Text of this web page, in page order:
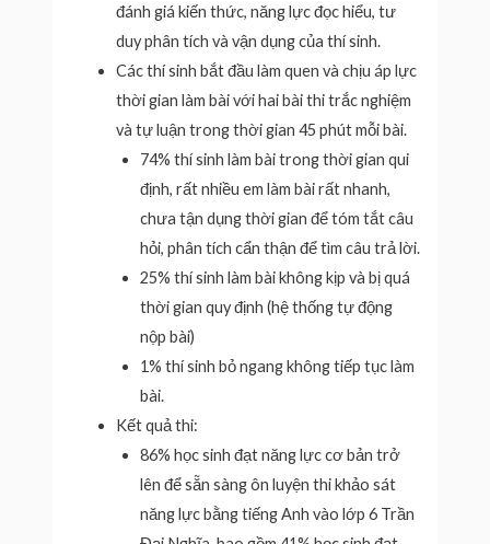
đánh giá kiến thức, năng lực đọc hiểu, tư
duy phân tích và vận dụng của thí sinh.
Các thí sinh bắt đầu làm quen và chịu áp lực
thời gian làm bài với hai bài thi trắc nghiệm
và tự luận trong thời gian 45 phút mỗi bài.
74% thí sinh làm bài trong thời gian qui
định, rất nhiều em làm bài rất nhanh,
chưa tận dụng thời gian để tóm tắt câu
hỏi, phân tích cẩn thận để tìm câu trả lời.
25% thí sinh làm bài không kịp và bị quá
thời gian quy định (hệ thống tự động
nộp bài)
1% thí sinh bỏ ngang không tiếp tục làm
bài.
Kết quả thi:
86% học sinh đạt năng lực cơ bản trở
lên để sẵn sàng ôn luyện thi khảo sát
năng lực bằng tiếng Anh vào lớp 6 Trần